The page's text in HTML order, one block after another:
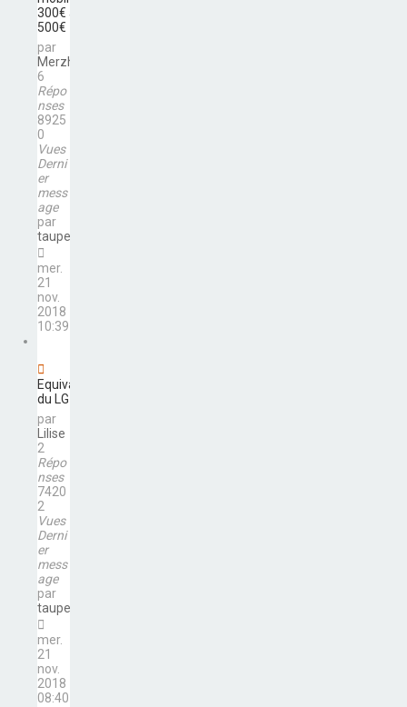
300€ à
500€
par
Merzh
6
Répo
nses
8925
0
Vues
Derni
er
mess
age
par
taupeforfaune
mer.
21
nov.
2018
10:39
Equivalent
du LG G3?
par
Lilise
2
Répo
nses
7420
2
Vues
Derni
er
mess
age
par
taupeforfaune
mer.
21
nov.
2018
08:40